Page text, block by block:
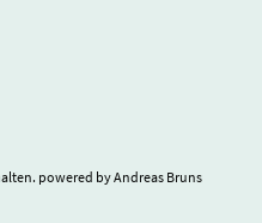
powered by Andreas Bruns